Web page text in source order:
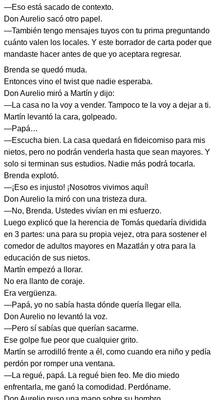
—Eso está sacado de contexto.
Don Aurelio sacó otro papel.
—También tengo mensajes tuyos con tu prima preguntando
cuánto valen los locales. Y este borrador de carta poder que
mandaste hacer antes de que yo aceptara regresar.
Brenda se quedó muda.
Entonces vino el twist que nadie esperaba.
Don Aurelio miró a Martín y dijo:
—La casa no la voy a vender. Tampoco te la voy a dejar a ti.
Martín levantó la cara, golpeado.
—Papá…
—Escucha bien. La casa quedará en fideicomiso para mis
nietos, pero no podrán venderla hasta que sean mayores. Y
solo si terminan sus estudios. Nadie más podrá tocarla.
Brenda explotó.
—¡Eso es injusto! ¡Nosotros vivimos aquí!
Don Aurelio la miró con una tristeza dura.
—No, Brenda. Ustedes vivían en mi esfuerzo.
Luego explicó que la herencia de Tomás quedaría dividida
en 3 partes: una para su propia vejez, otra para sostener el
comedor de adultos mayores en Mazatlán y otra para la
educación de sus nietos.
Martín empezó a llorar.
No era llanto de coraje.
Era vergüenza.
—Papá, yo no sabía hasta dónde quería llegar ella.
Don Aurelio no levantó la voz.
—Pero sí sabías que querían sacarme.
Ese golpe fue peor que cualquier grito.
Martín se arrodilló frente a él, como cuando era niño y pedía
perdón por romper una ventana.
—La regué, papá. La regué bien feo. Me dio miedo
enfrentarla, me ganó la comodidad. Perdóname.